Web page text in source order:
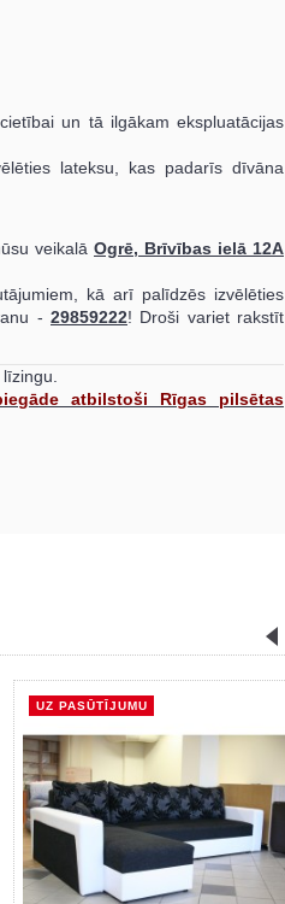
un tā ilgākam ekspluatācijas
lateksu, kas padarīs dīvāna
veikalā Ogrē, Brīvības ielā 12A
kā arī palīdzēs izvēlēties
- 29859222! Droši variet rakstīt
līzingu.
atbilstoši Rīgas pilsētas
UZ PASŪTĪJUMU